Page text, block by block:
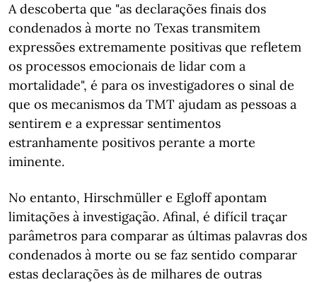
A descoberta que "as declarações finais dos
condenados à morte no Texas transmitem
expressões extremamente positivas que refletem
os processos emocionais de lidar com a
mortalidade", é para os investigadores o sinal de
que os mecanismos da TMT ajudam as pessoas a
sentirem e a expressar sentimentos
estranhamente positivos perante a morte
iminente.
No entanto, Hirschmüller e Egloff apontam
limitações à investigação. Afinal, é difícil traçar
parâmetros para comparar as últimas palavras dos
condenados à morte ou se faz sentido comparar
estas declarações às de milhares de outras